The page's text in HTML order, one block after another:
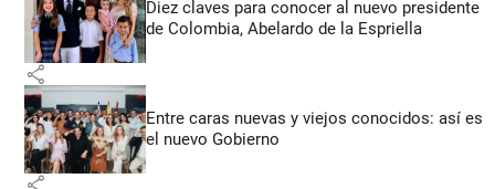
Diez claves para conocer al nuevo presidente
de Colombia, Abelardo de la Espriella
share
Entre caras nuevas y viejos conocidos: así es
el nuevo Gobierno